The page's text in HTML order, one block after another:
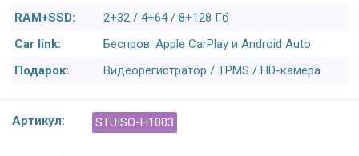
RAM+SSD:
2+32 / 4+64 / 8+128 Гб
Car link:
Беспров. Apple CarPlay и Android Auto
Подарок:
Видеорегистратор / TPMS / HD-камера
Артикул: STUISO-H1003